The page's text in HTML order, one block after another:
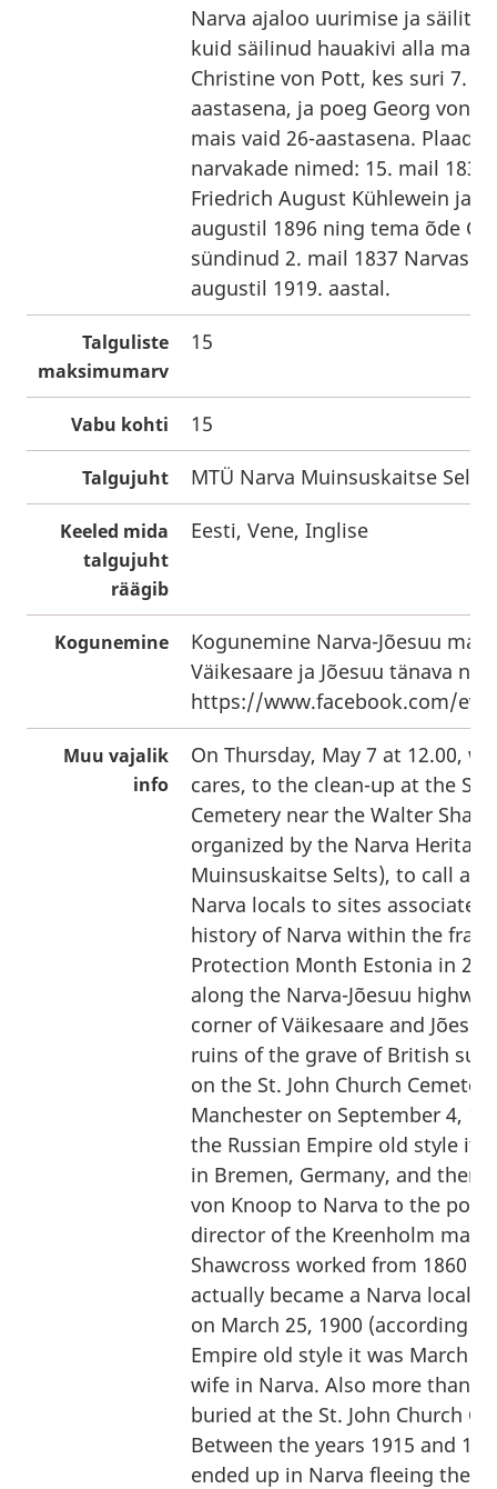
Narva ajaloo uurimise ja
kuid säilinud hauakivi alla
Christine von Pott, kes suri 7.
aastasena, ja poeg Georg von
mais vaid 26-aastasena. Plaadi
narvakade nimed: 15. mail
Friedrich August Kühlewein ja
augustil 1896 ning tema õde
sündinud 2. mail 1837 Narvas
augustil 1919. aastal.
Talguliste
maksimumarv
15
Vabu kohti 15
Talgujuht MTÜ Narva Muinsuskaitse Selts
Keeled mida
talgujuht
räägib
Eesti, Vene, Inglise
Kogunemine
Kogunemine Narva-Jõesuu
Väikesaare ja Jõesuu tänava
https://www.facebook.com/
Muu vajalik
info
On Thursday, May 7 at 12.00,
cares, to the clean-up at the St.
Cemetery near the Walter
organized by the Narva
Muinsuskaitse Selts), to call
Narva locals to sites
history of Narva within the
Protection Month Estonia in
along the Narva-Jõesuu
corner of Väikesaare and
ruins of the grave of British
on the St. John Church
Manchester on September 4,
the Russian Empire old style it
in Bremen, Germany, and then
von Knoop to Narva to the
director of the Kreenholm
Shawcross worked from 1860
actually became a Narva local.
on March 25, 1900 (according
Empire old style it was March
wife in Narva. Also more than
buried at the St. John Church
Between the years 1915 and
ended up in Narva fleeing the